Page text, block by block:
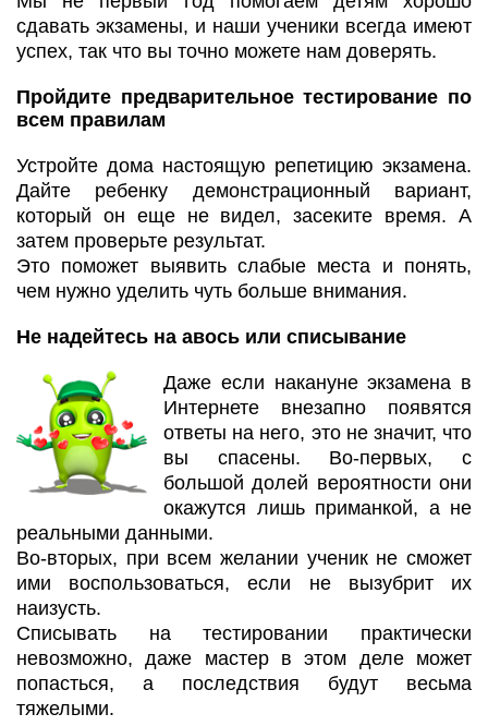
сдавать экзамены, и наши ученики всегда имеют
успех, так что вы точно можете нам доверять.
Пройдите предварительное тестирование по
всем правилам
Устройте дома настоящую репетицию экзамена.
Дайте ребенку демонстрационный вариант,
который он еще не видел, засеките время. А
затем проверьте результат.
Это поможет выявить слабые места и понять,
чем нужно уделить чуть больше внимания.
Не надейтесь на авось или списывание
Даже если накануне экзамена в
Интернете внезапно появятся
ответы на него, это не значит, что
вы спасены. Во-первых, с
большой долей вероятности они
окажутся лишь приманкой, а не
реальными данными.
Во-вторых, при всем желании ученик не сможет
ими воспользоваться, если не вызубрит их
наизусть.
Списывать на тестировании практически
невозможно, даже мастер в этом деле может
попасться, а последствия будут весьма
тяжелыми.